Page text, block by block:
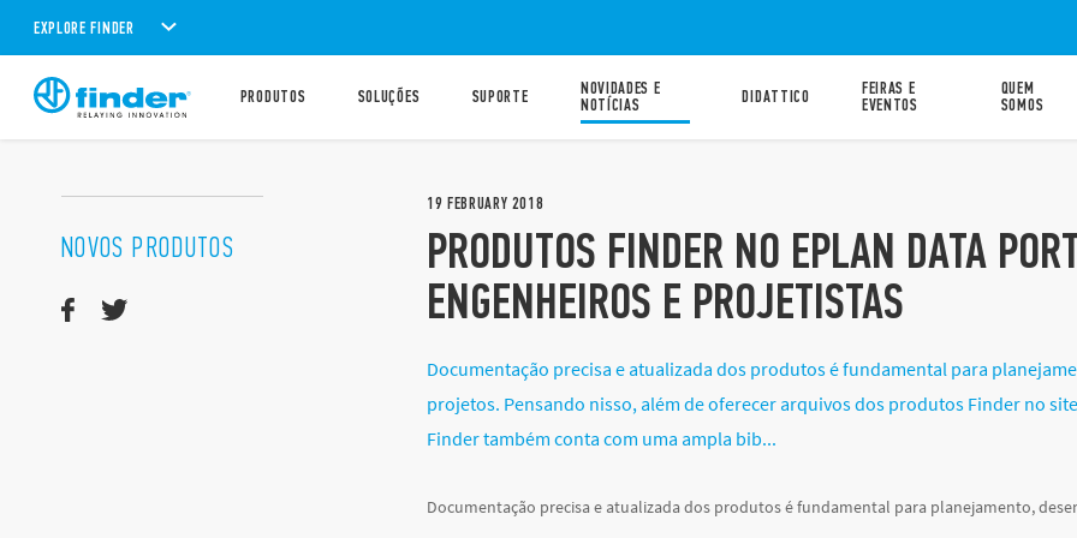
EXPLORE FINDER
PRODUTOS SOLUÇÕES SUPORTE
NOVIDADES E
NOTÍCIAS
DIDATTICO
FEIRAS E
EVENTOS
QUEM
SOMOS
19 FEBRUARY 2018
PRODUTOS FINDER NO EPLAN DATA
ENGENHEIROS E PROJETISTAS
Documentação precisa e atualizada dos produtos é fundamental para
projetos. Pensando nisso, além de oferecer arquivos dos produtos Finder no site
Finder também conta com uma ampla bib...
Documentação precisa e atualizada dos produtos é fundamental para planejamento,
NOVOS PRODUTOS